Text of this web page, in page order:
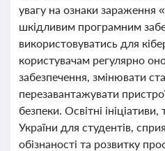
увагу на ознаки зараження
шкідливим програмним
використовуватись для
користувачам регулярно
забезпечення, змінювати
перезавантажувати
безпеки. Освітні
України для студентів,
обізнаності та розвитку